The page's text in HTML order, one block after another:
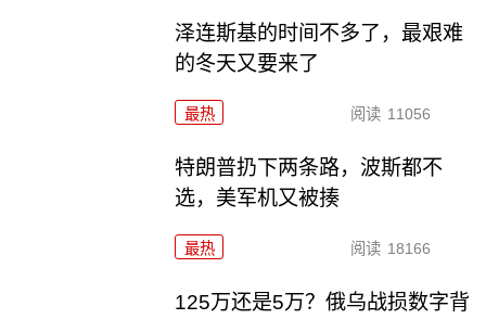
泽连斯基的时间不多了，最艰难
的冬天又要来了
最热 阅读 11056
特朗普扔下两条路，波斯都不
选，美军机又被揍
最热 阅读 18166
125万还是5万？俄乌战损数字背